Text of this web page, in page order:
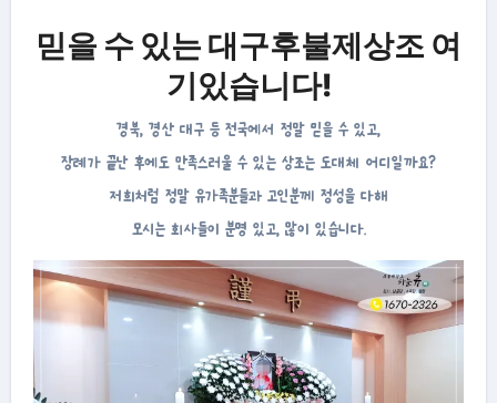
믿을 수 있는 대구후불제상조 여
기있습니다!
경북, 경산 대구 등 전국에서 정말 믿을 수 있고,
장례가 끝난 후에도 만족스러울 수 있는 상조는 도대체 어디일까요?
저희처럼 정말 유가족분들과 고인분께 정성을 다해
모시는 회사들이 분명 있고, 많이 있습니다.